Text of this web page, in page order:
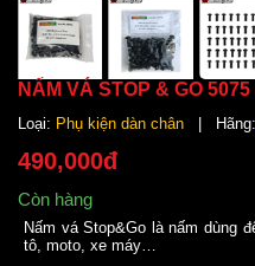
NẤM VÁ STOP & GO
Loại: Phụ kiện dàn chân | Hãng:
490,000đ
Còn hàng
Nấm vá Stop&Go là nấm dùng
tô, moto, xe máy…